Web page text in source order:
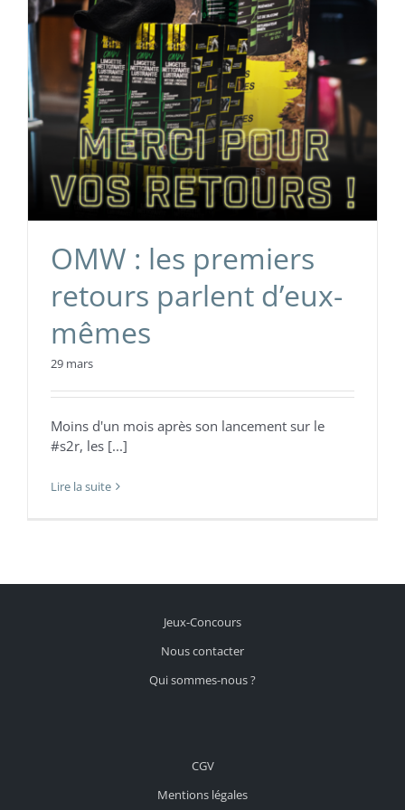
OMW : les premiers
retours parlent d’eux-
mêmes
29 mars
Moins d'un mois après son lancement sur le
#s2r, les [...]
Lire la suite
Jeux-Concours
Nous contacter
Qui sommes-nous ?
CGV
Mentions légales